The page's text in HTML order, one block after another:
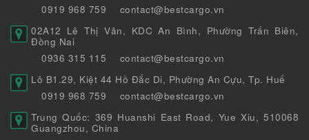
0919 968 759
contact@bestcargo.vn
02A12 Lê Thị Vân, KDC An Bình, Phường Trấn Biên,
Đồng Nai
0936 315 115
contact@bestcargo.vn
Lô B1.29, Kiệt 44 Hồ Đắc Di, Phường An Cựu, Tp. Huế
0919 968 759
contact@bestcargo.vn
Trung Quốc: 369 Huanshi East Road, Yue Xiu, 510068
Guangzhou, China